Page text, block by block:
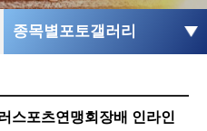
종목별포토갤러리
스포츠연맹회장배 인라인